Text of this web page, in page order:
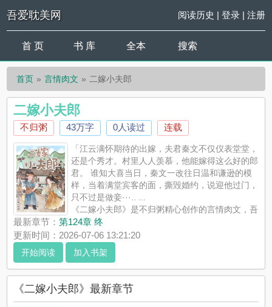
吾爱耽美网 阅读历史 | 登录| 注册
首 页 书 库 全本 搜索
首页 言情肉文 二嫁小夫郎
二嫁小夫郎
不归粥 43万字 0人读过 连载
「江云满怀期待的出嫁，夫君秦文不仅仪表堂堂，
还是个秀才。村里人人羡慕，他能嫁得这么好的郎
君。 谁知大喜当日，秦文一改往日温和谦逊的模
样，当着满堂宾客的面，撕毁婚约，说迎他过门，
只不过是做妾···.. ...
《二嫁小夫郎》是不归粥精心创作的言情肉文，吾
爱耽美网实时更新二嫁小夫郎最新章节并且提供无弹窗阅读，书
友所发表的二嫁小夫郎评论，并不代表吾爱耽美网赞同或者支持
二嫁小夫郎读者的观点。
最新章节：第124章 终
更新时间：2026-07-06 13:21:20
开始阅读 加入书架
《二嫁小夫郎》最新章节